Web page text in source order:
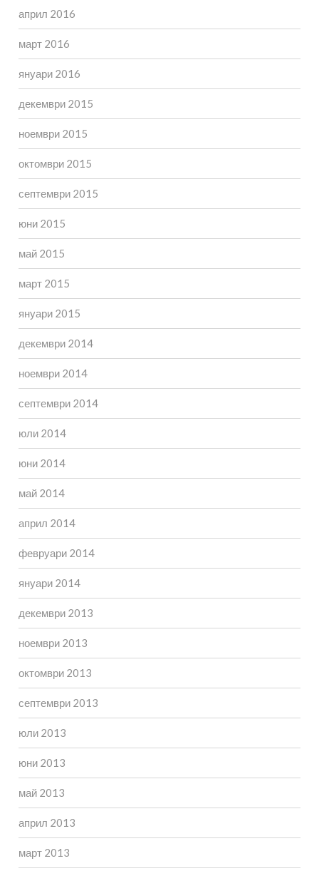
април 2016
март 2016
януари 2016
декември 2015
ноември 2015
октомври 2015
септември 2015
юни 2015
май 2015
март 2015
януари 2015
декември 2014
ноември 2014
септември 2014
юли 2014
юни 2014
май 2014
април 2014
февруари 2014
януари 2014
декември 2013
ноември 2013
октомври 2013
септември 2013
юли 2013
юни 2013
май 2013
април 2013
март 2013